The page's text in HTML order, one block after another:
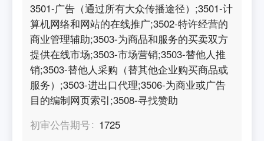
3501-广告（通过所有大众传播途径）;3501-计
算机网络和网站的在线推广;3502-特许经营的
商业管理辅助;3503-为商品和服务的买卖双方
提供在线市场;3503-市场营销;3503-替他人推
销;3503-替他人采购（替其他企业购买商品或
服务）;3503-进出口代理;3506-为商业或广告
目的编制网页索引;3508-寻找赞助
初审公告期号
1725